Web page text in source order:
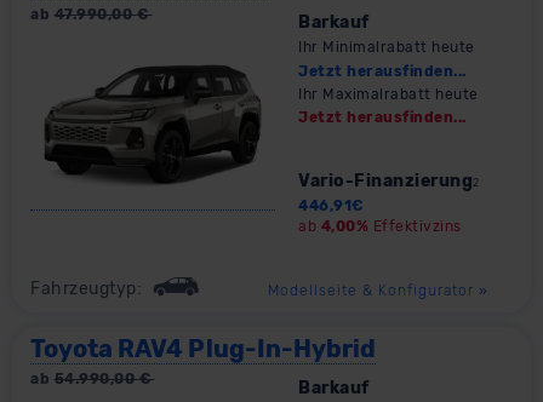
ab 47.990,00€ Barkauf
Ihr Minimalrabatt heute
Jetzt herausfinden...
Ihr Maximalrabatt heute
Jetzt herausfinden...
Vario-Finanzierung 2
446,91€
ab 4,00% Effektivzins
Fahrzeugtyp: Modellseite & Konfigurator »
Toyota RAV4 Plug-In-Hybrid
ab 54.990,00€ Barkauf